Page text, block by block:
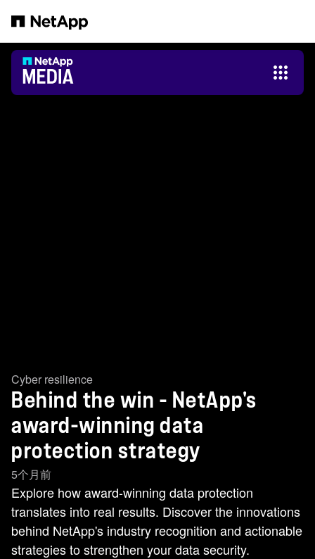
Cyber resilience
Behind the win - NetApp's
award-winning data
protection strategy
5个月前
Explore how award-winning data protection
translates into real results. Discover the innovations
behind NetApp's industry recognition and actionable
strategies to strengthen your data security.